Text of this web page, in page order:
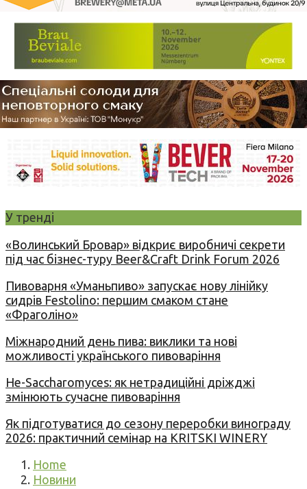
У тренді
«Волинський Бровар» відкриє виробничі секрети
під час бізнес-туру Beer&Craft Drink Forum 2026
Пивоварня «Уманьпиво» запускає нову лінійку
сидрів Festolino: першим смаком стане
«Фраголіно»
Міжнародний день пива: виклики та нові
можливості українського пивоваріння
Не-Saccharomyces: як нетрадиційні дріжджі
змінюють сучасне пивоваріння
Як підготуватися до сезону переробки винограду
2026: практичний семінар на KRITSKI WINERY
Home
Новини